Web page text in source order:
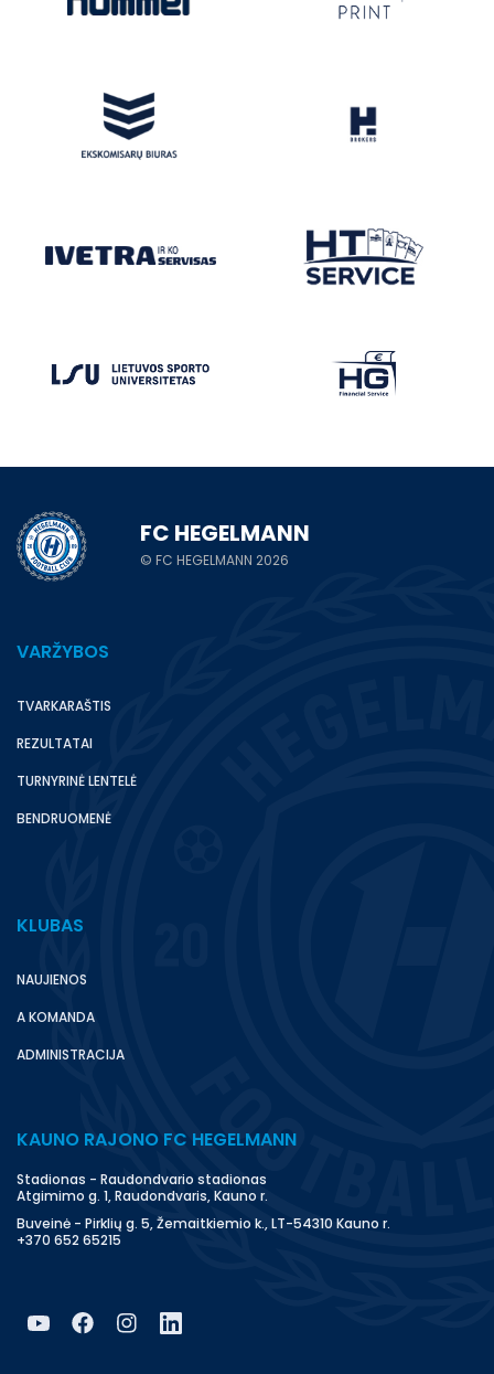
FC HEGELMANN
© FC HEGELMANN 2026
VARŽYBOS
TVARKARAŠTIS
REZULTATAI
TURNYRINĖ LENTELĖ
BENDRUOMENĖ
KLUBAS
NAUJIENOS
A KOMANDA
ADMINISTRACIJA
KAUNO RAJONO FC HEGELMANN
Stadionas - Raudondvario stadionas
Atgimimo g. 1, Raudondvaris, Kauno r.
Buveinė - Pirklių g. 5, Žemaitkiemio k., LT-54310 Kauno r.
+370 652 65215